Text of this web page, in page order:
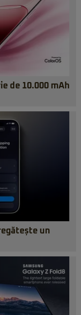
de 10.000 mAh
un